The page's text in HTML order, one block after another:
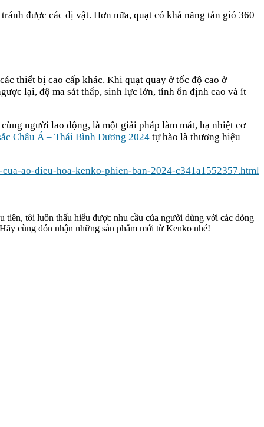
được các dị vật. Hơn nữa, quạt có khả năng tản gió 360
thiết bị cao cấp khác. Khi quạt quay ở tốc độ cao ở
lại, độ ma sát thấp, sinh lực lớn, tính ổn định cao và ít
người lao động, là một giải pháp làm mát, hạ nhiệt cơ
Châu Á – Thái Bình Dương 2024 tự hào là thương hiệu
ao-dieu-hoa-kenko-phien-ban-2024-c341a1552357.html
tôi luôn thấu hiểu được nhu cầu của người dùng với các dòng
cùng đón nhận những sản phẩm mới từ Kenko nhé!